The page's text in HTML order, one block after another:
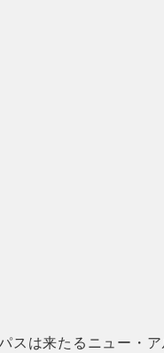
スは来たるニュー・